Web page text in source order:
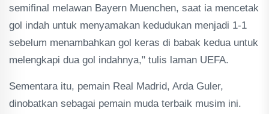
semifinal melawan Bayern Muenchen, saat ia mencetak
gol indah untuk menyamakan kedudukan menjadi 1-1
sebelum menambahkan gol keras di babak kedua untuk
melengkapi dua gol indahnya," tulis laman UEFA.
Sementara itu, pemain Real Madrid, Arda Guler,
dinobatkan sebagai pemain muda terbaik musim ini.